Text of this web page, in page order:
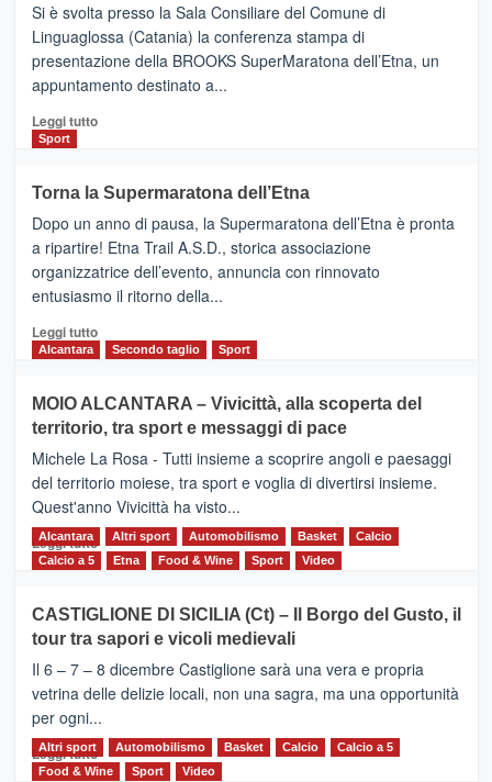
Al
via
i
collegamenti
Si è svolta presso la Sala Consiliare del Comune di
Linguaglossa (Catania) la conferenza stampa di
presentazione della BROOKS SuperMaratona dell’Etna, un
appuntamento destinato a...
Leggi tuttoLeggi
BROOKS
SuperMaratona
dell’Etna,
presentata
l’edizione
2026
Sport
Torna la Supermaratona dell’Etna
Dopo un anno di pausa, la Supermaratona dell’Etna è pronta
a ripartire! Etna Trail A.S.D., storica associazione
organizzatrice dell’evento, annuncia con rinnovato
entusiasmo il ritorno della...
Leggi tuttoLeggi
Torna
la
Supermaratona
dell’Etna
Alcantara Secondo taglio Sport
MOIO ALCANTARA – Vivicittà, alla scoperta del
territorio, tra sport e messaggi di pace
Michele La Rosa - Tutti insieme a scoprire angoli e paesaggi
del territorio moiese, tra sport e voglia di divertirsi insieme.
Quest'anno Vivicittà ha visto...
Leggi tutto Leggi
MOIO
ALCANTARA
–
Vivicittà,
alla
scoperta
del
territorio,
Alcantara Altri sport Automobilismo Basket
Calcio
Calcio a 5
Etna Food & Wine Sport Video
CASTIGLIONE DI SICILIA (Ct) – Il Borgo del Gusto, il
tour tra sapori e vicoli medievali
Il 6 – 7 – 8 dicembre Castiglione sarà una vera e propria
vetrina delle delizie locali, non una sagra, ma una opportunità
per ogni...
Leggi tuttoLeggi
di
Altri sport Automobilismo Basket Calcio
Calcio a 5
Food & Wine
Sport Video